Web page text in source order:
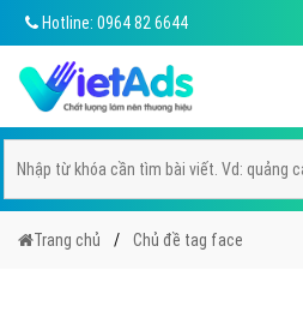
Hotline: 0964 82 6644
Trang chủ Chủ đề tag face